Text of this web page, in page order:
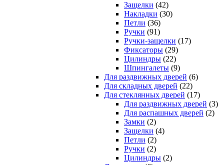
Защелки (42)
Накладки (30)
Петли (36)
Ручки (91)
Ручки-защелки (17)
Фиксаторы (29)
Цилиндры (22)
Шпингалеты (9)
Для раздвижных дверей (6)
Для складных дверей (22)
Для стеклянных дверей (17)
Для раздвижных дверей (3)
Для распашных дверей (2)
Замки (2)
Защелки (4)
Петли (2)
Ручки (2)
Цилиндры (2)